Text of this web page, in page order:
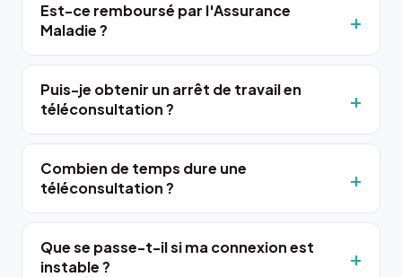
Est-ce remboursé par l'Assurance
Maladie ?
Puis-je obtenir un arrêt de travail en
téléconsultation ?
Combien de temps dure une
téléconsultation ?
Que se passe-t-il si ma connexion est
instable ?